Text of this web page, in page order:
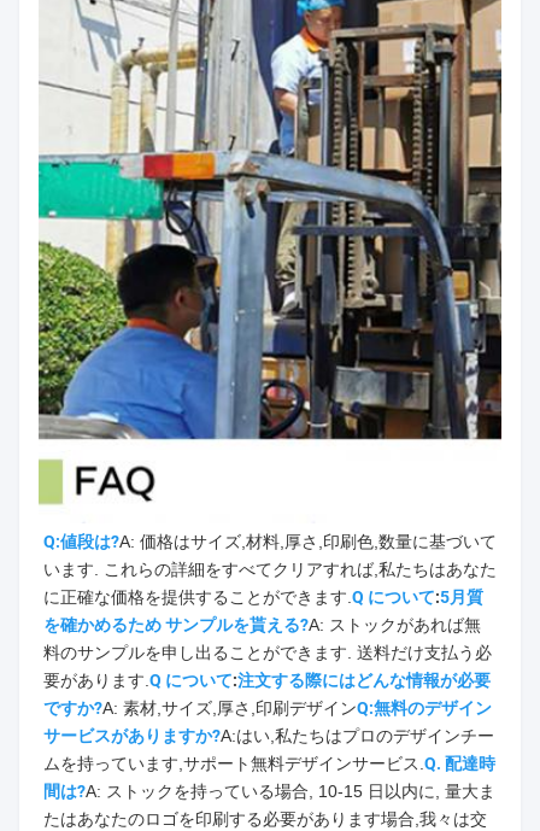
Q:値段は?A: 価格はサイズ,材料,厚さ,印刷色,数量に基づいて
います. これらの詳細をすべてクリアすれば,私たちはあなた
に正確な価格を提供することができます. Q について:5月 質
を確かめるため サンプルを貰える?A: ストックがあれば無
料のサンプルを申し出ることができます. 送料だけ支払う必
要があります. Q について:注文する際にはどんな情報が必要
ですか?A: 素材,サイズ,厚さ,印刷デザインQ:無料のデザイン
サービスがありますか?A:はい,私たちはプロのデザインチー
ムを持っています,サポート無料デザインサービス. Q. 配達時
間は?A: ストックを持っている場合, 10-15 日以内に, 量大ま
たはあなたのロゴを印刷する必要があります場合,我々は交